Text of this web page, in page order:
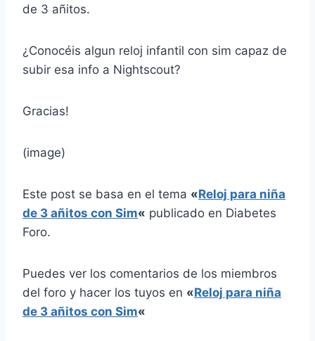
de 3 añitos.
¿Conocéis algun reloj infantil con sim capaz de
subir esa info a Nightscout?
Gracias!
(image)
Este post se basa en el tema «Reloj para niña
de 3 añitos con Sim« publicado en Diabetes
Foro.
Puedes ver los comentarios de los miembros
del foro y hacer los tuyos en «Reloj para niña
de 3 añitos con Sim«